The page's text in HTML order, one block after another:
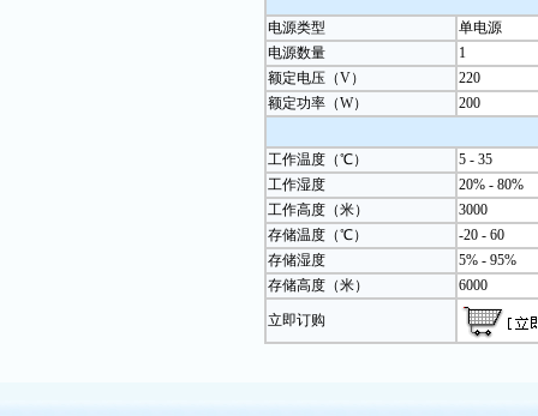
电源类型
单电源
电源数量
1
额定电压（V）
220
额定功率（W） 200
工作温度（℃）
5 - 35
工作湿度
20% - 80%
工作高度（米）
3000
存储温度（℃）
-20 - 60
存储湿度
5% - 95%
存储高度（米）
6000
立即订购